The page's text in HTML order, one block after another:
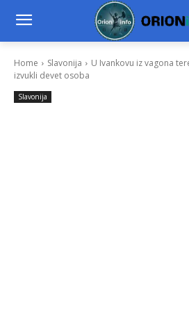
Home Slavonija
U Ivankovu iz vagona
izvukli devet osoba
Slavonija